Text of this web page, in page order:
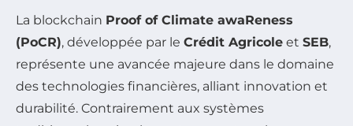
La blockchain Proof of Climate awaReness
(PoCR), développée par le Crédit Agricole et SEB,
représente une avancée majeure dans le domaine
des technologies financières, alliant innovation et
durabilité. Contrairement aux systèmes